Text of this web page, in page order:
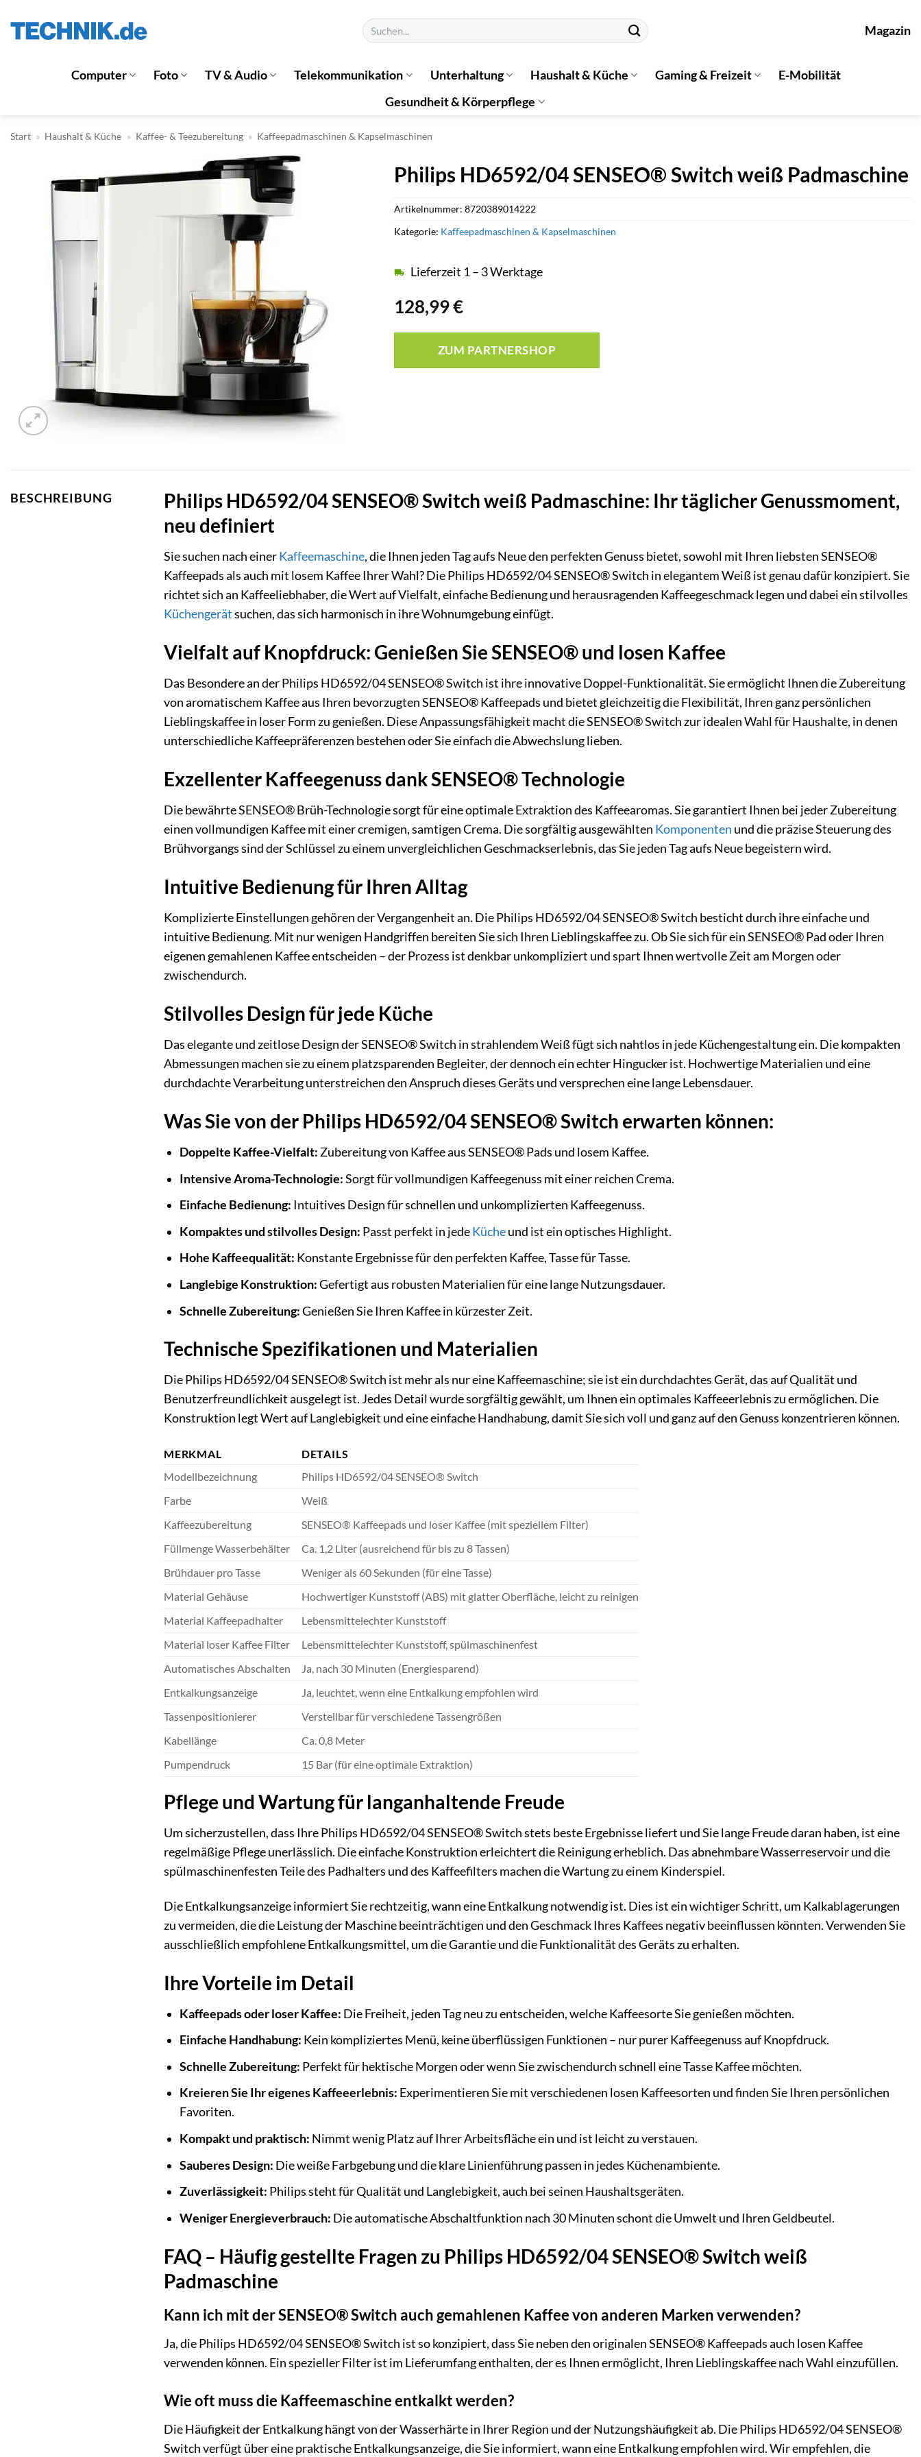
Inhalt
Suchen
nach:
Magazin
Computer Foto TV & Audio Telekommunikation Unterhaltung Haushalt & Küche Gaming & Freizeit
E-Mobilität
Gesundheit & Körperpflege
Start » Haushalt & Küche » Kaffee- & Teezubereitung » Kaffeepadmaschinen & Kapselmaschinen
Philips HD6592/04 SENSEO® Switch weiß Padmaschine
128,99€
Lieferzeit 1 – 3 Werktage
ZUM PARTNERSHOP
Artikelnummer: 8720389014222
Kategorie: Kaffeepadmaschinen & Kapselmaschinen
BESCHREIBUNG
Philips HD6592/04 SENSEO® Switch weiß Padmaschine: Ihr täglicher Genussmoment,
neu definiert
Sie suchen nach einerKaffeemaschine, die Ihnen jeden Tag aufs Neue den perfekten Genuss bietet, sowohl mit Ihren liebsten SENSEO®
Kaffeepads als auch mit losem Kaffee Ihrer Wahl? Die Philips HD6592/04 SENSEO® Switch in elegantem Weiß ist genau dafür konzipiert. Sie
richtet sich an Kaffeeliebhaber, die Wert auf Vielfalt, einfache Bedienung und herausragenden Kaffeegeschmack legen und dabei ein stilvolles
Küchengerätsuchen, das sich harmonisch in ihre Wohnumgebung einfügt.
Vielfalt auf Knopfdruck: Genießen Sie SENSEO® und losen Kaffee
Das Besondere an der Philips HD6592/04 SENSEO® Switch ist ihre innovative Doppel-Funktionalität. Sie ermöglicht Ihnen die Zubereitung
von aromatischem Kaffee aus Ihren bevorzugten SENSEO® Kaffeepads und bietet gleichzeitig die Flexibilität, Ihren ganz persönlichen
Lieblingskaffee in loser Form zu genießen. Diese Anpassungsfähigkeit macht die SENSEO® Switch zur idealen Wahl für Haushalte, in denen
unterschiedliche Kaffeepräferenzen bestehen oder Sie einfach die Abwechslung lieben.
Exzellenter Kaffeegenuss dank SENSEO® Technologie
Die bewährte SENSEO® Brüh-Technologie sorgt für eine optimale Extraktion des Kaffeearomas. Sie garantiert Ihnen bei jeder Zubereitung
einen vollmundigen Kaffee mit einer cremigen, samtigen Crema. Die sorgfältig ausgewählten Komponenten und die präzise Steuerung des
Brühvorgangs sind der Schlüssel zu einem unvergleichlichen Geschmackserlebnis, das Sie jeden Tag aufs Neue begeistern wird.
Intuitive Bedienung für Ihren Alltag
Komplizierte Einstellungen gehören der Vergangenheit an. Die Philips HD6592/04 SENSEO® Switch besticht durch ihre einfache und
intuitive Bedienung. Mit nur wenigen Handgriffen bereiten Sie sich Ihren Lieblingskaffee zu. Ob Sie sich für ein SENSEO® Pad oder Ihren
eigenen gemahlenen Kaffee entscheiden – der Prozess ist denkbar unkompliziert und spart Ihnen wertvolle Zeit am Morgen oder
zwischendurch.
Stilvolles Design für jede Küche
Das elegante und zeitlose Design der SENSEO® Switch in strahlendem Weiß fügt sich nahtlos in jede Küchengestaltung ein. Die kompakten
Abmessungen machen sie zu einem platzsparenden Begleiter, der dennoch ein echter Hingucker ist. Hochwertige Materialien und eine
durchdachte Verarbeitung unterstreichen den Anspruch dieses Geräts und versprechen eine lange Lebensdauer.
Was Sie von der Philips HD6592/04 SENSEO® Switch erwarten können:
Doppelte Kaffee-Vielfalt:Zubereitung von Kaffee aus SENSEO® Pads und losem Kaffee.
Intensive Aroma-Technologie:Sorgt für vollmundigen Kaffeegenuss mit einer reichen Crema.
Einfache Bedienung: Intuitives Design für schnellen und unkomplizierten Kaffeegenuss.
Kompaktes und stilvolles Design: Passt perfekt in jedeKücheund ist ein optisches Highlight.
Hohe Kaffeequalität: Konstante Ergebnisse für den perfekten Kaffee, Tasse für Tasse.
Langlebige Konstruktion:Gefertigt aus robusten Materialien für eine lange Nutzungsdauer.
Schnelle Zubereitung:Genießen Sie Ihren Kaffee in kürzester Zeit.
Technische Spezifikationen und Materialien
Die Philips HD6592/04 SENSEO® Switch ist mehr als nur eine Kaffeemaschine; sie ist ein durchdachtes Gerät, das auf Qualität und
Benutzerfreundlichkeit ausgelegt ist. Jedes Detail wurde sorgfältig gewählt, um Ihnen ein optimales Kaffeeerlebnis zu ermöglichen. Die
Konstruktion legt Wert auf Langlebigkeit und eine einfache Handhabung, damit Sie sich voll und ganz auf den Genuss konzentrieren können.
MERKMAL
DETAILS
Modellbezeichnung
Philips HD6592/04 SENSEO® Switch
Farbe
Weiß
Kaffeezubereitung
SENSEO® Kaffeepads und loser Kaffee (mit speziellem Filter)
Füllmenge Wasserbehälter
Ca. 1,2 Liter (ausreichend für bis zu 8 Tassen)
Brühdauer pro Tasse
Weniger als 60 Sekunden (für eine Tasse)
Material Gehäuse
Hochwertiger Kunststoff (ABS) mit glatter Oberfläche, leicht zu reinigen
Material Kaffeepadhalter
Lebensmittelechter Kunststoff
Material loser Kaffee Filter
Lebensmittelechter Kunststoff, spülmaschinenfest
Automatisches Abschalten
Ja, nach 30 Minuten (Energiesparend)
Entkalkungsanzeige
Ja, leuchtet, wenn eine Entkalkung empfohlen wird
Tassenpositionierer
Verstellbar für verschiedene Tassengrößen
Kabellänge
Ca. 0,8 Meter
Pumpendruck
15 Bar (für eine optimale Extraktion)
Pflege und Wartung für langanhaltende Freude
Um sicherzustellen, dass Ihre Philips HD6592/04 SENSEO® Switch stets beste Ergebnisse liefert und Sie lange Freude daran haben, ist eine
regelmäßige Pflege unerlässlich. Die einfache Konstruktion erleichtert die Reinigung erheblich. Das abnehmbare Wasserreservoir und die
spülmaschinenfesten Teile des Padhalters und des Kaffeefilters machen die Wartung zu einem Kinderspiel.
Die Entkalkungsanzeige informiert Sie rechtzeitig, wann eine Entkalkung notwendig ist. Dies ist ein wichtiger Schritt, um Kalkablagerungen
zu vermeiden, die die Leistung der Maschine beeinträchtigen und den Geschmack Ihres Kaffees negativ beeinflussen könnten. Verwenden Sie
ausschließlich empfohlene Entkalkungsmittel, um die Garantie und die Funktionalität des Geräts zu erhalten.
Ihre Vorteile im Detail
Kaffeepads oder loser Kaffee: Die Freiheit, jeden Tag neu zu entscheiden, welche Kaffeesorte Sie genießen möchten.
Einfache Handhabung: Kein kompliziertes Menü, keine überflüssigen Funktionen – nur purer Kaffeegenuss auf Knopfdruck.
Schnelle Zubereitung: Perfekt für hektische Morgen oder wenn Sie zwischendurch schnell eine Tasse Kaffee möchten.
Kreieren Sie Ihr eigenes Kaffeeerlebnis: Experimentieren Sie mit verschiedenen losen Kaffeesorten und finden Sie Ihren persönlichen
Favoriten.
Kompakt und praktisch: Nimmt wenig Platz auf Ihrer Arbeitsfläche ein und ist leicht zu verstauen.
Sauberes Design: Die weiße Farbgebung und die klare Linienführung passen in jedes Küchenambiente.
Zuverlässigkeit: Philips steht für Qualität und Langlebigkeit, auch bei seinen Haushaltsgeräten.
Weniger Energieverbrauch: Die automatische Abschaltfunktion nach 30 Minuten schont die Umwelt und Ihren Geldbeutel.
FAQ – Häufig gestellte Fragen zu Philips HD6592/04 SENSEO® Switch weiß
Padmaschine
Kann ich mit der SENSEO® Switch auch gemahlenen Kaffee von anderen Marken verwenden?
Ja, die Philips HD6592/04 SENSEO® Switch ist so konzipiert, dass Sie neben den originalen SENSEO® Kaffeepads auch losen Kaffee
verwenden können. Ein spezieller Filter ist im Lieferumfang enthalten, der es Ihnen ermöglicht, Ihren Lieblingskaffee nach Wahl einzufüllen.
Wie oft muss die Kaffeemaschine entkalkt werden?
Die Häufigkeit der Entkalkung hängt von der Wasserhärte in Ihrer Region und der Nutzungshäufigkeit ab. Die Philips HD6592/04 SENSEO®
Switch verfügt über eine praktische Entkalkungsanzeige, die Sie informiert, wann eine Entkalkung empfohlen wird. Wir empfehlen, die